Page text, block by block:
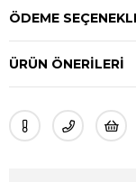
ÖDEME
ÜRÜN ÖNERILERI